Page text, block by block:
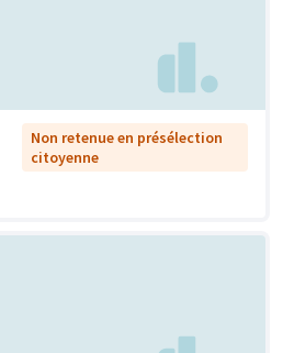
Non retenue en présélection
citoyenne